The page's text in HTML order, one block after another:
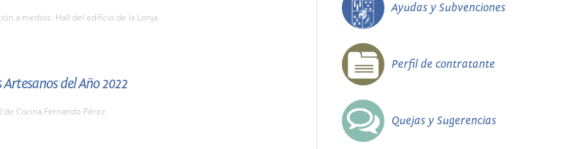
a medios: Hall del edificio de la Lonja.
del Año 2022
Cocina Fernando Pérez
Ayudas y Subvenciones
Perfil de contratante
Quejas y Sugerencias